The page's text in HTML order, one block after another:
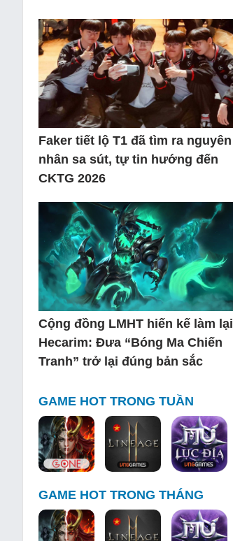
Faker tiết lộ T1 đã tìm ra nguyên
nhân sa sút, tự tin hướng đến
CKTG 2026
Cộng đồng LMHT hiến kế làm lại
Hecarim: Đưa “Bóng Ma Chiến
Tranh” trở lại đúng bản sắc
GAME HOT TRONG TUẦN
GAME HOT TRONG THÁNG